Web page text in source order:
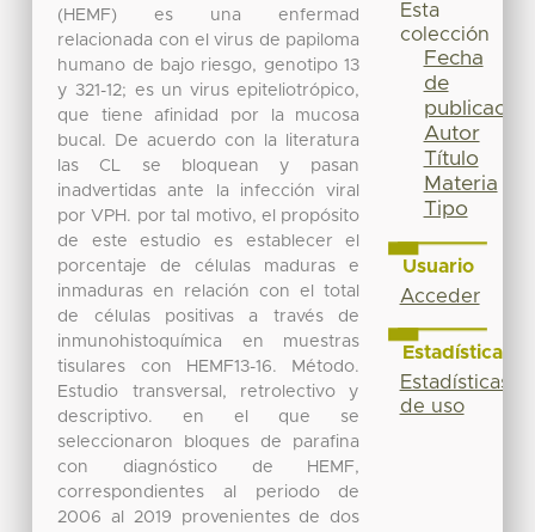
(HEMF) es una enfermad
relacionada con el virus de papiloma
humano de bajo riesgo, genotipo 13
y 321-12; es un virus epiteliotrópico,
que tiene afinidad por la mucosa
bucal. De acuerdo con la literatura
las CL se bloquean y pasan
inadvertidas ante la infección viral
por VPH. por tal motivo, el propósito
de este estudio es establecer el
porcentaje de células maduras e
inmaduras en relación con el total
de células positivas a través de
inmunohistoquímica en muestras
tisulares con HEMF13-16. Método.
Estudio transversal, retrolectivo y
descriptivo. en el que se
seleccionaron bloques de parafina
con diagnóstico de HEMF,
correspondientes al periodo de
2006 al 2019 provenientes de dos
Esta
colección
Fecha
de
publicación
Autor
Título
Materia
Tipo
Usuario
Acceder
Estadísticas
Estadísticas
de uso